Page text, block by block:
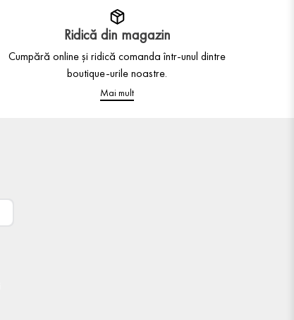
Ridică din magazin
Cumpără online și ridică comanda într-unul dintre
boutique-urile noastre.
Mai mult